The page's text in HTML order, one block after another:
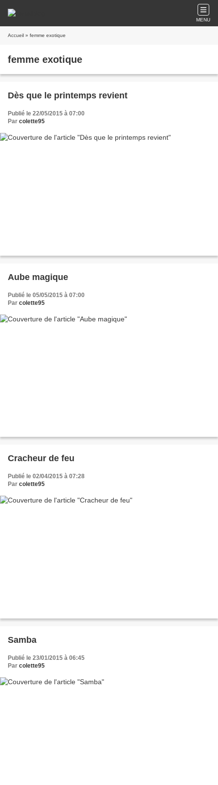
MENU
Accueil » femme exotique
femme exotique
Dès que le printemps revient
Publié le 22/05/2015 à 07:00
Par colette95
Aube magique
Publié le 05/05/2015 à 07:00
Par colette95
Cracheur de feu
Publié le 02/04/2015 à 07:28
Par colette95
Samba
Publié le 23/01/2015 à 06:45
Par colette95